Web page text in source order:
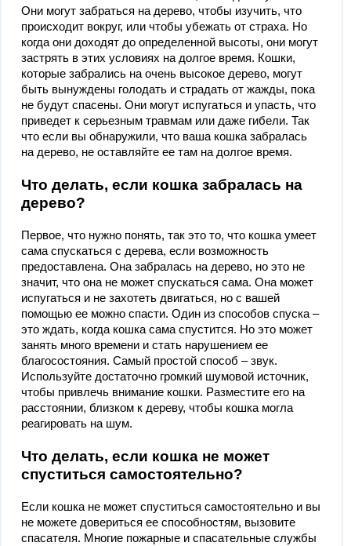
Они могут забраться на дерево, чтобы изучить, что
происходит вокруг, или чтобы убежать от страха. Но
когда они доходят до определенной высоты, они могут
застрять в этих условиях на долгое время. Кошки,
которые забрались на очень высокое дерево, могут
быть вынуждены голодать и страдать от жажды, пока
не будут спасены. Они могут испугаться и упасть, что
приведет к серьезным травмам или даже гибели. Так
что если вы обнаружили, что ваша кошка забралась
на дерево, не оставляйте ее там на долгое время.
Что делать, если кошка забралась на
дерево?
Первое, что нужно понять, так это то, что кошка умеет
сама спускаться с дерева, если возможность
предоставлена. Она забралась на дерево, но это не
значит, что она не может спускаться сама. Она может
испугаться и не захотеть двигаться, но с вашей
помощью ее можно спасти. Один из способов спуска –
это ждать, когда кошка сама спустится. Но это может
занять много времени и стать нарушением ее
благосостояния. Самый простой способ – звук.
Используйте достаточно громкий шумовой источник,
чтобы привлечь внимание кошки. Разместите его на
расстоянии, близком к дереву, чтобы кошка могла
реагировать на шум.
Что делать, если кошка не может
спуститься самостоятельно?
Если кошка не может спуститься самостоятельно и вы
не можете довериться ее способностям, вызовите
спасателя. Многие пожарные и спасательные службы